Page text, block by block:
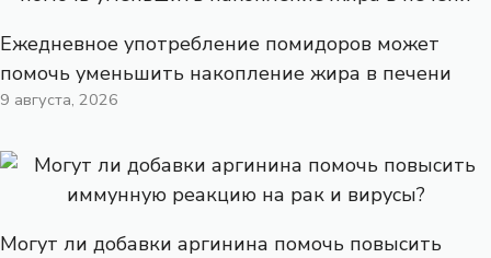
Ежедневное употребление помидоров может
помочь уменьшить накопление жира в печени
9 августа, 2026
Могут ли добавки аргинина помочь повысить